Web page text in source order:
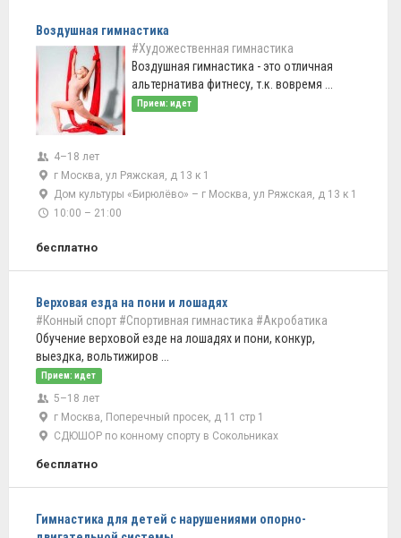
Воздушная гимнастика
#Художественная гимнастика
Воздушная гимнастика - это отличная
альтернатива фитнесу, т.к. вовремя ...
Прием: идет
4–18 лет
г Москва, ул Ряжская, д 13 к 1
Дом культуры «Бирюлёво» – г Москва, ул Ряжская, д 13 к 1
10:00 – 21:00
бесплатно
Верховая езда на пони и лошадях
#Конный спорт #Спортивная гимнастика #Акробатика
Обучение верховой езде на лошадях и пони, конкур,
выездка, вольтижиров ...
Прием: идет
5–18 лет
г Москва, Поперечный просек, д 11 стр 1
СДЮШОР по конному спорту в Сокольниках
бесплатно
Гимнастика для детей с нарушениями опорно-